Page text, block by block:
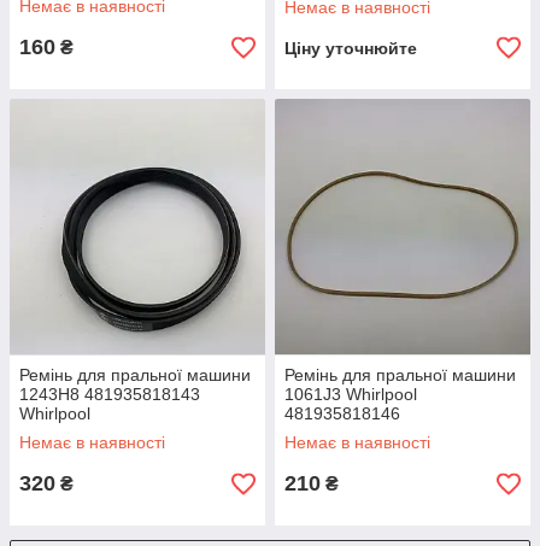
Немає в наявності
160 ₴
Немає в наявності
Ціну уточнюйте
Ремінь для пральної машини
1243H8 481935818143
Whirlpool
Немає в наявності
320 ₴
Ремінь для пральної машини
1061J3 Whirlpool
481935818146
Немає в наявності
210 ₴